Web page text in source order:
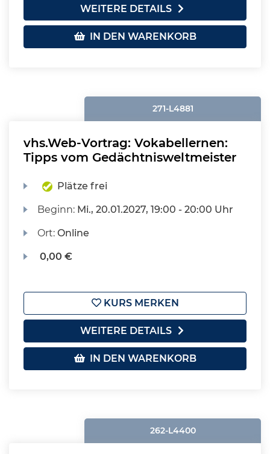
WEITERE DETAILS
IN DEN WARENKORB
271-L4881
vhs.Web-Vortrag: Vokabellernen:
Tipps vom Gedächtnisweltmeister
Plätze frei
Beginn: Mi., 20.01.2027, 19:00 - 20:00 Uhr
Ort:Online
0,00 €
KURS MERKEN
WEITERE DETAILS
IN DEN WARENKORB
262-L4400